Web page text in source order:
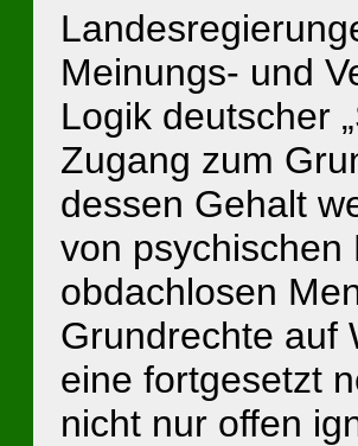
Meinungs- und
Logik deutscher
Zugang zum
dessen Gehalt
von psychischen
obdachlosen
Grundrechte auf
eine fortgesetzt
nicht nur offen